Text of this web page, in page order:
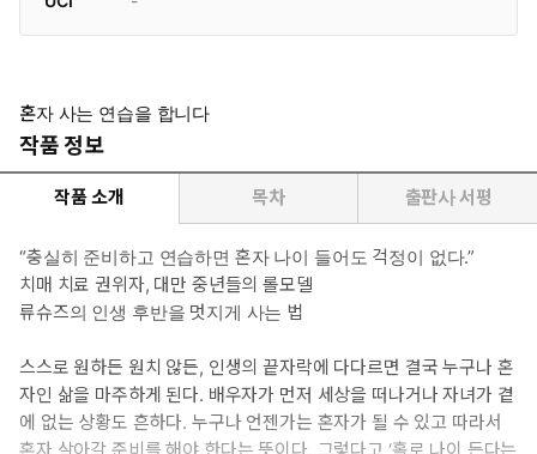
혼자 사는 연습을 합니다
작품 정보
작품 소개 목차 출판사 서평
“충실히 준비하고 연습하면 혼자 나이 들어도 걱정이 없다.”
치매 치료 권위자, 대만 중년들의 롤모델
류슈즈의 인생 후반을 멋지게 사는 법
스스로 원하든 원치 않든, 인생의 끝자락에 다다르면 결국 누구나 혼
자인 삶을 마주하게 된다. 배우자가 먼저 세상을 떠나거나 자녀가 곁
에 없는 상황도 흔하다. 누구나 언젠가는 혼자가 될 수 있고 따라서